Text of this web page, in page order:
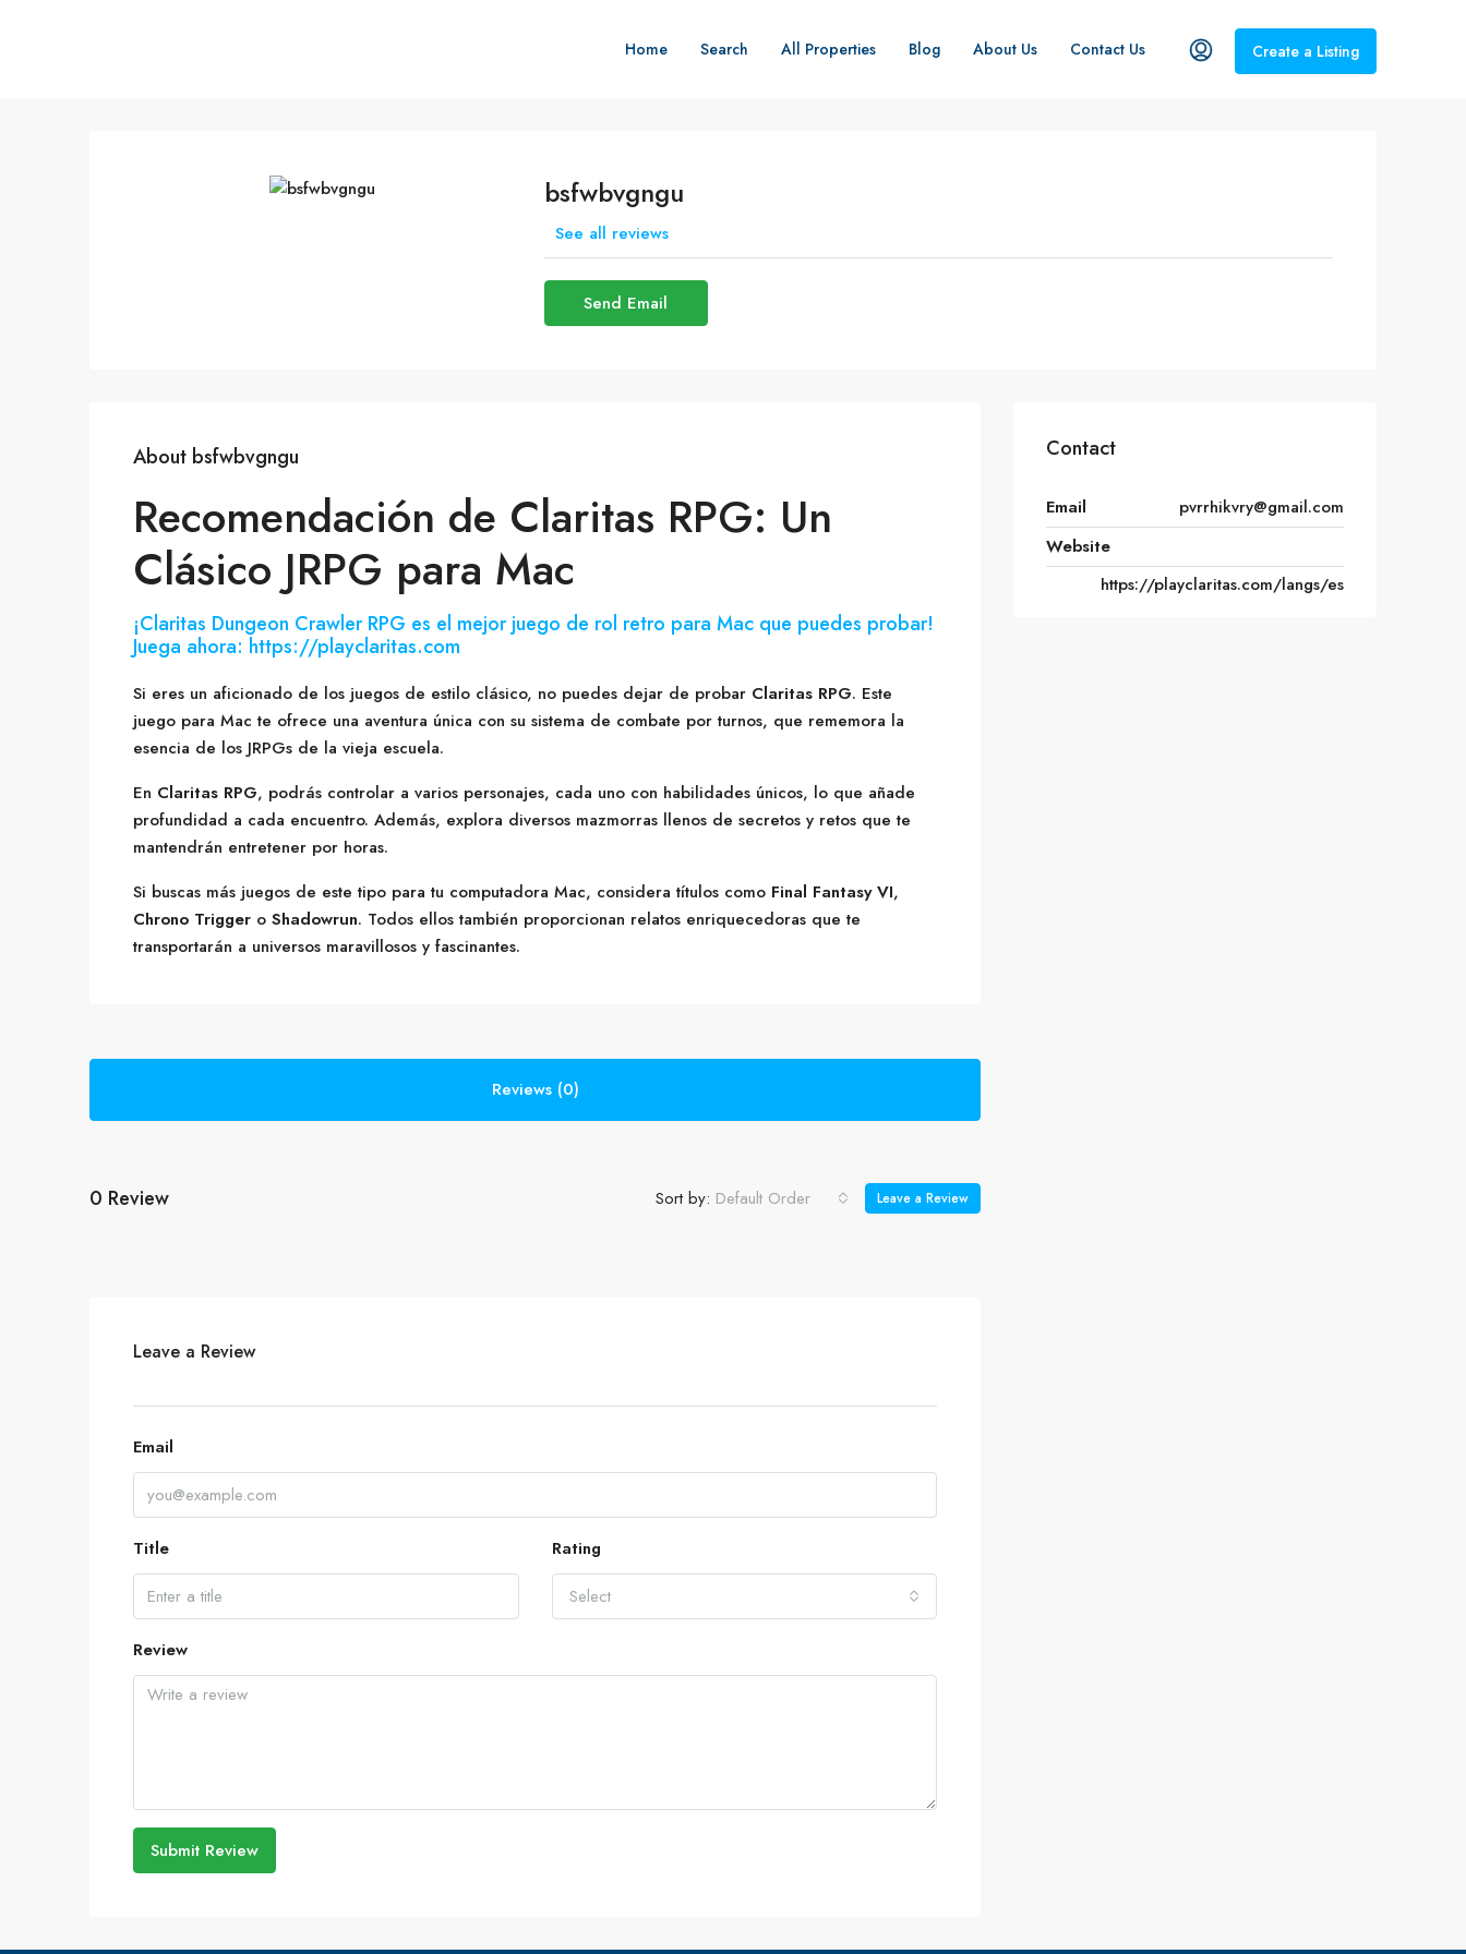
Home Search All Properties Blog About Us Contact Us Create a Listing
bsfwbvgngu
See all reviews
Send Email
About bsfwbvgngu
Recomendación de Claritas RPG: Un
Clásico JRPG para Mac
¡Claritas Dungeon Crawler RPG es el mejor juego de rol retro para Mac que puedes probar!
Juega ahora: https://playclaritas.com
Si eres un aficionado de los juegos de estilo clásico, no puedes dejar de probar Claritas RPG. Este
juego para Mac te ofrece una aventura única con su sistema de combate por turnos, que rememora la
esencia de los JRPGs de la vieja escuela.
En Claritas RPG, podrás controlar a varios personajes, cada uno con habilidades únicos, lo que añade
profundidad a cada encuentro. Además, explora diversos mazmorras llenos de secretos y retos que te
mantendrán entretener por horas.
Si buscas más juegos de este tipo para tu computadora Mac, considera títulos como Final Fantasy VI,
Chrono Trigger o Shadowrun. Todos ellos también proporcionan relatos enriquecedoras que te
transportarán a universos maravillosos y fascinantes.
Reviews (0)
0 Review Sort by: Default Order Leave a Review
Leave a Review
Email
Title
Rating
Select
Review
Submit Review
Contact
Email
pvrrhikvry@gmail.com
Website
https://playclaritas.com/langs/es